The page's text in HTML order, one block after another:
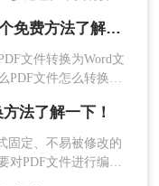
转换，功能丰
格式和布局。
，且安装后占用
pdf文件怎么转换成Word？这二个免费方法了解一下~
文件转换为Word文
PDF文件怎么转换成
法了解一下！
固定、不易被修改的
PDF文件进行编辑